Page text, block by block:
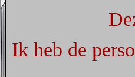
Ik heb de